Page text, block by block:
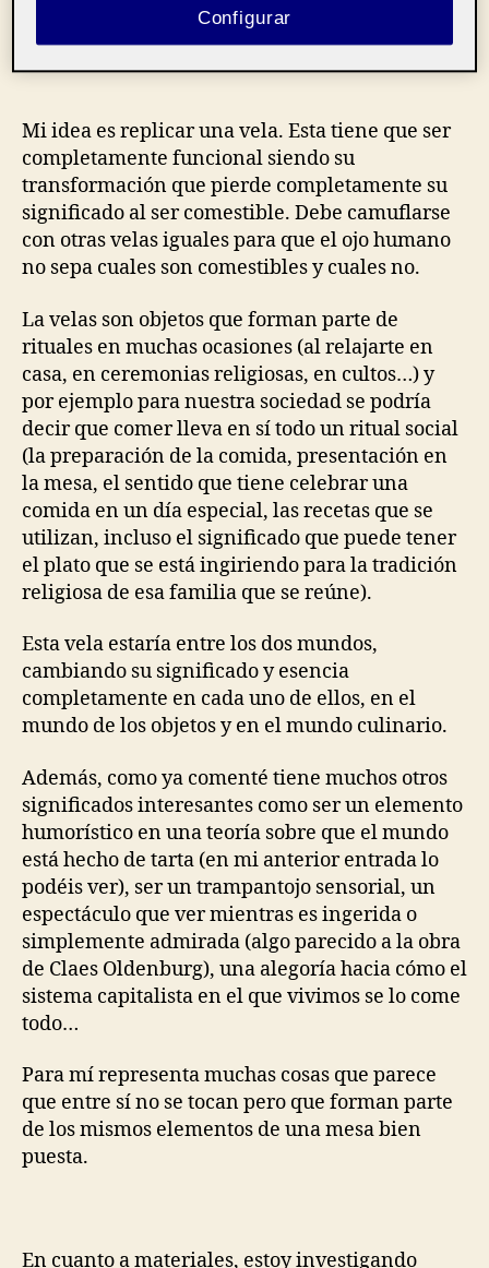
https://mtorreblancame.folio.uoc.edu/
Mi idea es replicar una vela. Esta tiene que ser
completamente funcional siendo su
transformación que pierde completamente su
significado al ser comestible. Debe camuflarse
con otras velas iguales para que el ojo humano
no sepa cuales son comestibles y cuales no.
La velas son objetos que forman parte de
rituales en muchas ocasiones (al relajarte en
casa, en ceremonias religiosas, en cultos…) y
por ejemplo para nuestra sociedad se podría
decir que comer lleva en sí todo un ritual social
(la preparación de la comida, presentación en
la mesa, el sentido que tiene celebrar una
comida en un día especial, las recetas que se
utilizan, incluso el significado que puede tener
el plato que se está ingiriendo para la tradición
religiosa de esa familia que se reúne).
Esta vela estaría entre los dos mundos,
cambiando su significado y esencia
completamente en cada uno de ellos, en el
mundo de los objetos y en el mundo culinario.
Además, como ya comenté tiene muchos otros
significados interesantes como ser un elemento
humorístico en una teoría sobre que el mundo
está hecho de tarta (en mi anterior entrada lo
podéis ver), ser un trampantojo sensorial, un
espectáculo que ver mientras es ingerida o
simplemente admirada (algo parecido a la obra
de Claes Oldenburg), una alegoría hacia cómo el
sistema capitalista en el que vivimos se lo come
todo…
Para mí representa muchas cosas que parece
que entre sí no se tocan pero que forman parte
de los mismos elementos de una mesa bien
puesta.
En cuanto a materiales, estoy investigando
Configurar